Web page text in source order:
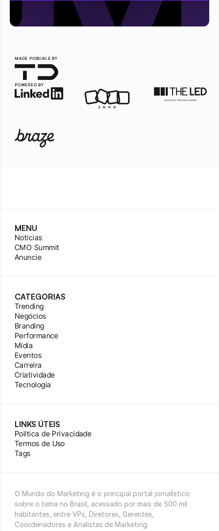
MADE POSSIBLE BY
POWERED BY
MENU
Notícias
CMO Summit
Anuncie
CATEGORIAS
Trending
Negócios
Branding
Performance
Mídia
Eventos
Carreira
Criatividade
Tecnologia
LINKS ÚTEIS
Política de Privacidade
Termos de Uso
Tags
O Mundo do Marketing é o principal portal jornalístico
sobre o tema no Brasil, acessado por mais de 500 mil
habitantes, entre VPs, Diretores, Gerentes,
Coordenadores e Analistas de Marketing.